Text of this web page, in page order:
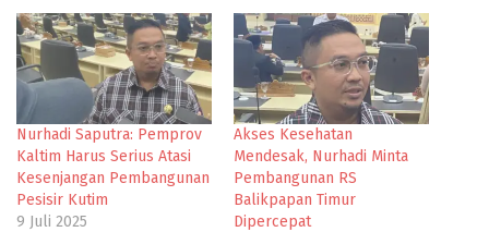
Nurhadi Saputra: Pemprov
Kaltim Harus Serius Atasi
Kesenjangan Pembangunan
Pesisir Kutim
9 Juli 2025
Akses Kesehatan
Mendesak, Nurhadi Minta
Pembangunan RS
Balikpapan Timur
Dipercepat